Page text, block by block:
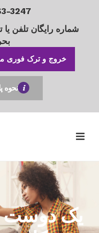
3247
خروج و ترک فوری
نحوه
یک دوست